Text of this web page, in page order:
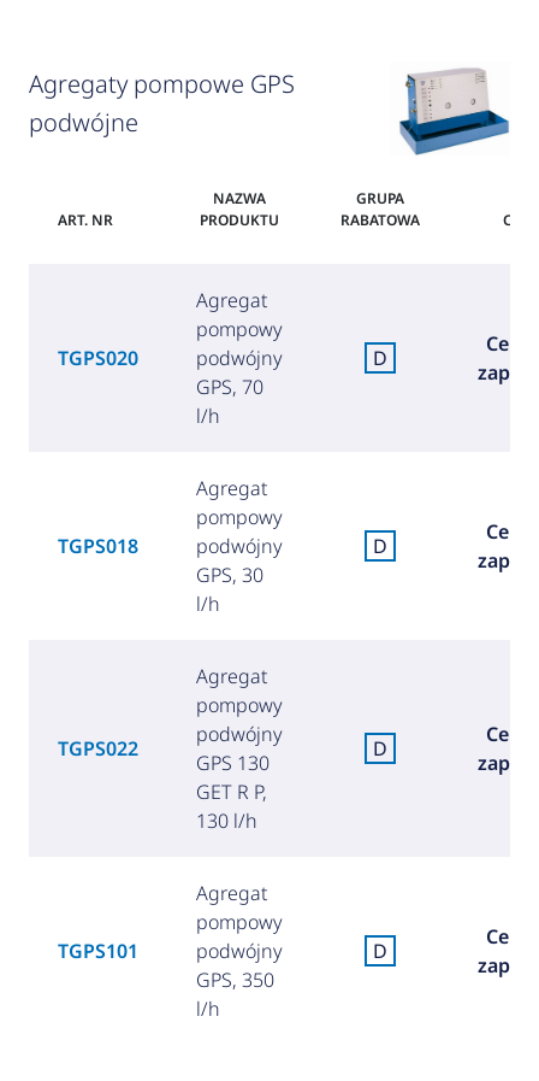
Agregaty pompowe GPS
podwójne
ART. NR
NAZWA
PRODUKTU
GRUPA
RABATOWA
TGPS020
Agregat
pompowy
podwójny
GPS, 70
l/h
D
Cena
TGPS018
Agregat
pompowy
podwójny
GPS, 30
l/h
D
Cena
TGPS022
Agregat
pompowy
podwójny
GPS 130
GET R P,
130 l/h
D
Cena
TGPS101
Agregat
pompowy
podwójny
GPS, 350
l/h
D
Cena